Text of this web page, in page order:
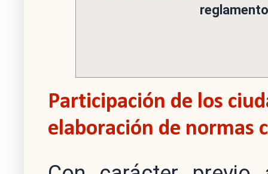
Participación de los
elaboración de normas